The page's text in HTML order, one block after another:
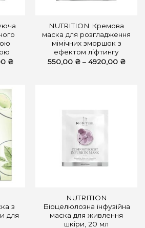
₴Діапазон
NUTRITION Кремова
маска для розгладження
мімічних зморшок з
ефектом ліфтингу
550,00 ₴ – 4920,00 ₴
з
для
NUTRITION
Біоцелюлозна інфузійна
маска для живлення
шкіри, 20 мл